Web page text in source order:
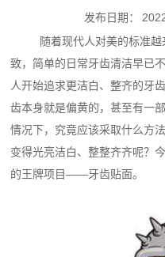
发布日期：
随着现代人对美的标准
致，简单的日常牙齿清洁早已
人开始追求更洁白、整齐的牙
齿本身就是偏黄的，甚至有一
情况下，究竟应该采取什么方
变得光亮洁白、整整齐齐呢？
的王牌项目——牙齿贴面。